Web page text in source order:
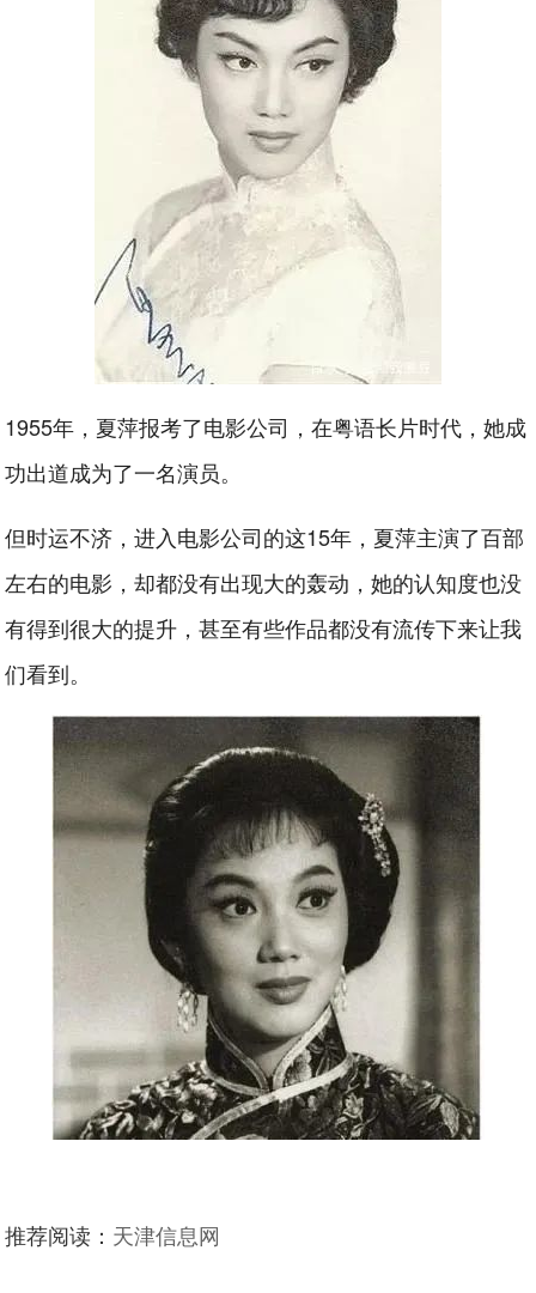
1955年，夏萍报考了电影公司，在粤语长片时代，她成
功出道成为了一名演员。
但时运不济，进入电影公司的这15年，夏萍主演了百部
左右的电影，却都没有出现大的轰动，她的认知度也没
有得到很大的提升，甚至有些作品都没有流传下来让我
们看到。
推荐阅读： 天津信息网